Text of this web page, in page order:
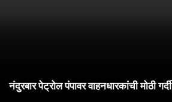
नंदुरबार पेट्रोल पंपावर वाहनधारकांची मोठी गर्दी